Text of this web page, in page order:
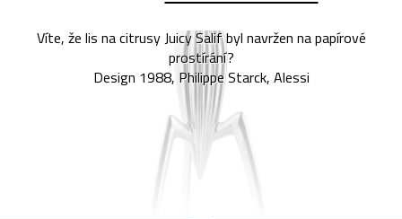
Víte, že lis na citrusy Juicy Salif byl navržen na papírové
prostírání?
Design 1988, Philippe Starck, Alessi